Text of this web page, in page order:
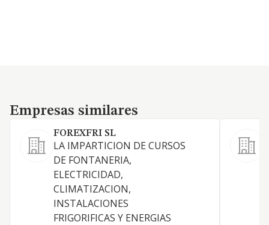
Empresas similares
Empresas similares
FOREXFRI SL
LA IMPARTICION DE CURSOS
DE FONTANERIA,
ELECTRICIDAD,
CLIMATIZACION,
INSTALACIONES
FRIGORIFICAS Y ENERGIAS